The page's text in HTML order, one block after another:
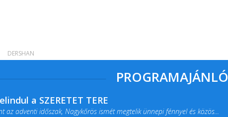
PROGRAMAJÁNLÓ
a SZERETET TERE
az adventi időszak, Nagykőrös ismét megtelik ünnepi fénnyel és közös...
DERSHAN